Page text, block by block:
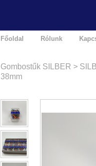
Főoldal Rólunk
Gombostűk SILBER >
38mm